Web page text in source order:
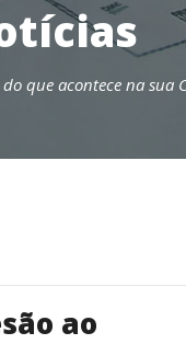
que acontece na sua
ao